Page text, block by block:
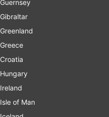
Guernsey
Gibraltar
Greenland
Greece
Croatia
Hungary
Ireland
Isle of Man